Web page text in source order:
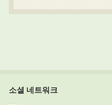
소셜 네트워크